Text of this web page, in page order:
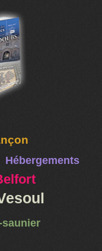
Hébergements
saunier